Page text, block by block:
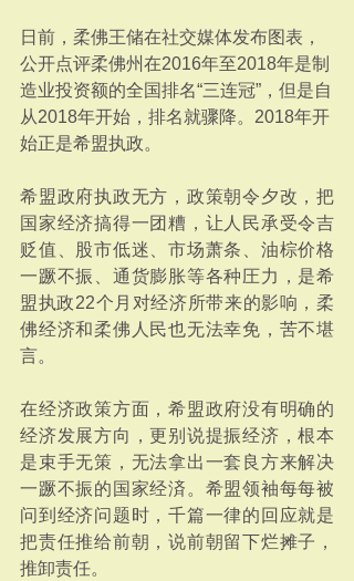
日前，柔佛王储在社交媒体发布图表，
公开点评柔佛州在2016年至2018年是制
造业投资额的全国排名“三连冠”，但是自
从2018年开始，排名就骤降。2018年开
始正是希盟执政。
希盟政府执政无方，政策朝令夕改，把
国家经济搞得一团糟，让人民承受令吉
贬值、股市低迷、市场萧条、油棕价格
一蹶不振、通货膨胀等各种圧力，是希
盟执政22个月对经济所带来的影响，柔
佛经济和柔佛人民也无法幸免，苦不堪
言。
在经济政策方面，希盟政府没有明确的
经济发展方向，更别说提振经济，根本
是束手无策，无法拿出一套良方来解决
一蹶不振的国家经済。希盟领袖每每被
问到经济问题时，千篇一律的回应就是
把责任推给前朝，说前朝留下烂摊子，
推卸责任。